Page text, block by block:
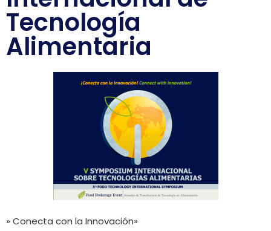
Tecnología
Alimentaria
» Conecta con la Innovación»